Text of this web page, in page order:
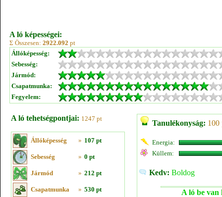
A ló képességei:
Σ Összesen: 2922.092 pt
Állóképesség:
Sebesség:
Jármód:
Csapatmunka:
Fegyelem:
A ló tehetségpontjai: 1247 pt
Állóképesség » 107 pt
Sebesség » 0 pt
Jármód » 212 pt
Csapatmunka » 530 pt
Tanulékonyság: 100
Energia:
Küllem:
Kedv: Boldog
A ló be van